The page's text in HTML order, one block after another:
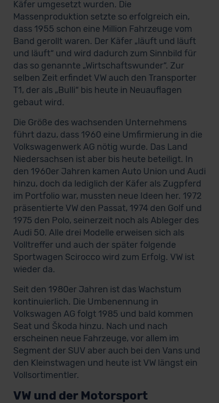
Käfer umgesetzt wurden. Die
Massenproduktion setzte so erfolgreich ein,
dass 1955 schon eine Million Fahrzeuge vom
Band gerollt waren. Der Käfer „läuft und läuft
und läuft“ und wird dadurch zum Sinnbild für
das so genannte „Wirtschaftswunder“. Zur
selben Zeit erfindet VW auch den Transporter
T1, der als „Bulli“ bis heute in Neuauflagen
gebaut wird.
Die Größe des wachsenden Unternehmens
führt dazu, dass 1960 eine Umfirmierung in die
Volkswagenwerk AG nötig wurde. Das Land
Niedersachsen ist aber bis heute beteiligt. In
den 1960er Jahren kamen Auto Union und Audi
hinzu, doch da lediglich der Käfer als Zugpferd
im Portfolio war, mussten neue Ideen her. 1972
präsentierte VW den Passat, 1974 den Golf und
1975 den Polo, seinerzeit noch als Ableger des
Audi 50. Alle drei Modelle erweisen sich als
Volltreffer und auch der später folgende
Sportwagen Scirocco wird zum Erfolg. VW ist
wieder da.
Seit den 1980er Jahren ist das Wachstum
kontinuierlich. Die Umbenennung in
Volkswagen AG folgt 1985 und bald kommen
Seat und Škoda hinzu. Nach und nach
erscheinen neue Fahrzeuge, vor allem im
Segment der SUV aber auch bei den Vans und
den Kleinstwagen und heute ist VW längst ein
Vollsortimentler.
VW und der Motorsport